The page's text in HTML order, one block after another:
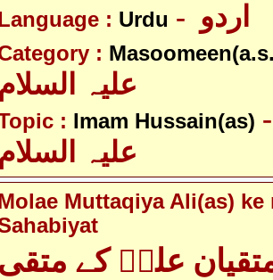
: Urdu
:
: Imam Hussain(as)
علیہ السلام
Muttaqiya Ali(as)
متقیان علیؑ کے متقی